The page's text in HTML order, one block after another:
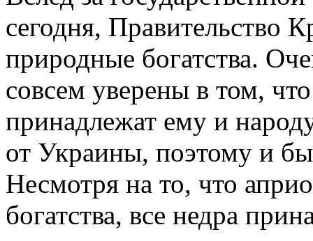
сегодня, Правительство
природные богатства.
совсем уверены в том,
принадлежат ему и
от Украины, поэтому и
Несмотря на то, что
богатства, все недра